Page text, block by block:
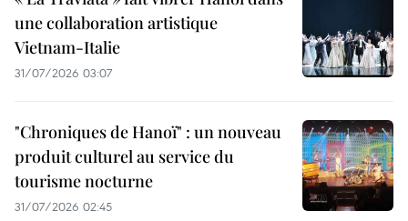
une collaboration artistique
Vietnam-Italie
31/07/2026 03:07
"Chroniques de Hanoï" : un nouveau
produit culturel au service du
tourisme nocturne
31/07/2026 02:45